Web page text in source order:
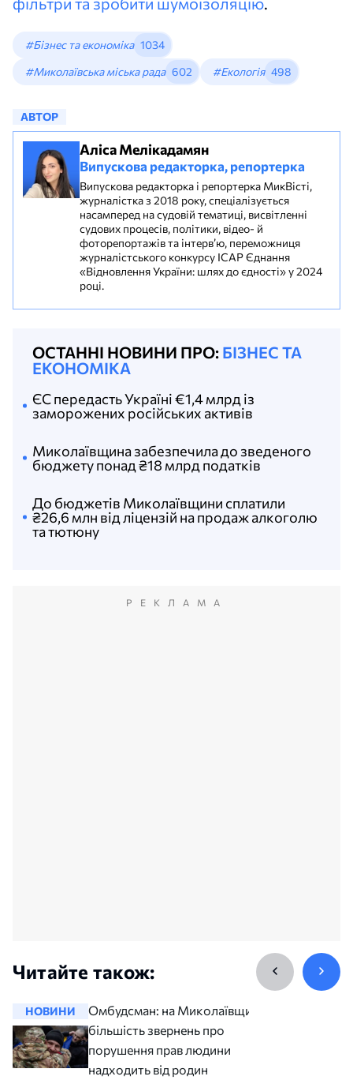
#Бізнес та економіка 1034
#Миколаївська міська рада 602 #Екологія 498
АВТОР
Аліса Мелікадамян
Випускова редакторка, репортерка
Випускова редакторка і репортерка МикВісті,
журналістка з 2018 року, спеціалізується
насамперед на судовій тематиці, висвітленні
судових процесів, політики, відео- й
фоторепортажів та інтерв’ю, переможниця
журналістського конкурсу ІСАР Єднання
«Відновлення України: шлях до єдності» у 2024
році.
ОСТАННІ НОВИНИ ПРО: БІЗНЕС ТА
ЕКОНОМІКА
До бюджетів Миколаївщини сплатили
₴26,6 млн від ліцензій на продаж алкоголю
та тютюну
Миколаївщина забезпечила до зведеного
бюджету понад ₴18 млрд податків
ЄС передасть Україні €1,4 млрд із
заморожених російських активів
РЕКЛАМА
Читайте також:
НОВИНИ
Омбудсман: на Миколаївщині
більшість звернень про
порушення прав людини
надходить від родин